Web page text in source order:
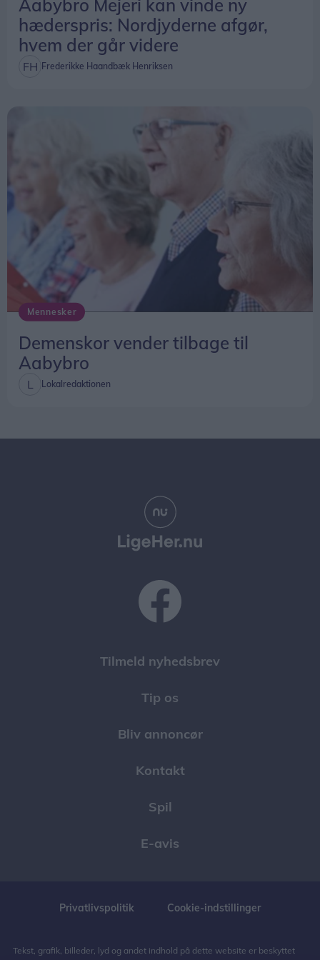
15.15 – Fælles takeoff
Aabybro Mejeri kan vinde ny
hæderspris: Nordjyderne afgør,
hvem der går videre
Frederikke Haandbæk Henriksen
Mennesker
Demenskor vender tilbage til
Aabybro
Lokalredaktionen
Tilmeld nyhedsbrev
Tip os
Bliv annoncør
Kontakt
Spil
E-avis
Privatlivspolitik Cookie-indstillinger
Tekst, grafik, billeder, lyd og andet indhold på dette website er beskyttet